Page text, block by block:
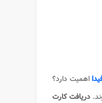
اهمیت دارد؟
دریافت کارت